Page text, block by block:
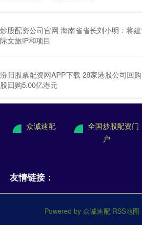
炒股配资公司官网 海南省省长刘小明：将
际文旅IP和项目
汾阳股票配资网APP下载 28家港股公司回
股回购5.00亿港元
众诚速配
全国炒股配资门
户
友情链接：
Powered by 众诚速配 RSS地图